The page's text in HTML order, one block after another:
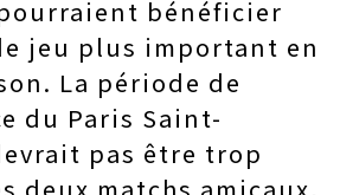
bénéficier
jeu plus important en
La période de
du Paris Saint-
pas être trop